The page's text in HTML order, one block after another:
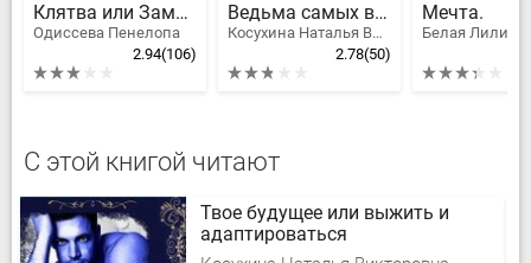
Клятва или Замуж за первого встречного
Одиссева Пенелопа
2.94(106)
Ведьма самых вредных правил
Косухина Наталья Викторовна, Ковальди Анна Георгиевна
2.78(50)
Мечта.
Белая Лилия
С этой книгой читают
Твое будущее или выжить и
адаптироваться